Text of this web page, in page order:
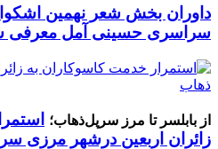
داوران بخش شعر نهمین
سراسری حسینی آمل معرفی
از بابلسر تا مرز سرپل‌ذهاب؛
زائران اربعین درشهر مرزی